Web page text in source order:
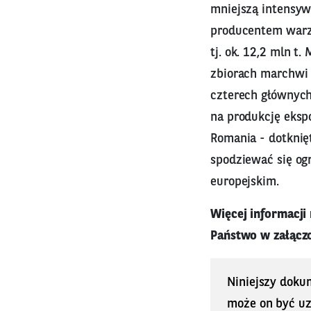
mniejszą
producentem
tj. ok. 12,2 mln t.
zbiorach marchwi
czterech
na produkcję
Romania -
spodziewać się
europejskim.
Więcej informacji
Państwo w
Niniejszy
może on być